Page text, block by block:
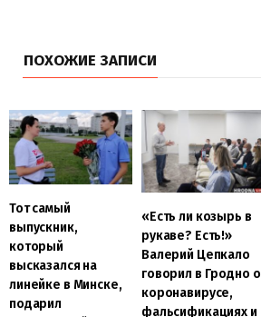
ПОХОЖИЕ ЗАПИСИ
Тот самый
выпускник,
который
высказался на
линейке в Минске,
подарил
«Есть ли козырь в
рукаве? Есть!»
Валерий Цепкало
говорил в Гродно о
коронавирусе,
фальсификациях и